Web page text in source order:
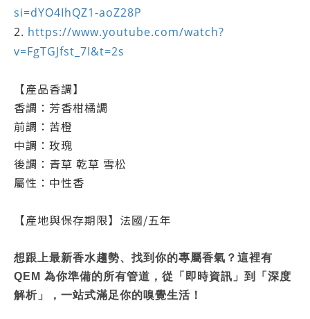
si=dYO4IhQZ1-aoZ28P
2. https://www.youtube.com/watch?
v=FgTGJfst_7I&t=2s
【產品香調】
香調：芳香柑橘調
前調：苦橙
中調：玫瑰
後調：青草 乾草 雪松
屬性：中性香
【產地與保存期限】法國/五年
想跟上最新香水趨勢、找到你的專屬香氣？這裡有
QEM 為你準備的所有管道，從「即時資訊」到「深度
解析」，一站式滿足你的嗅覺生活！